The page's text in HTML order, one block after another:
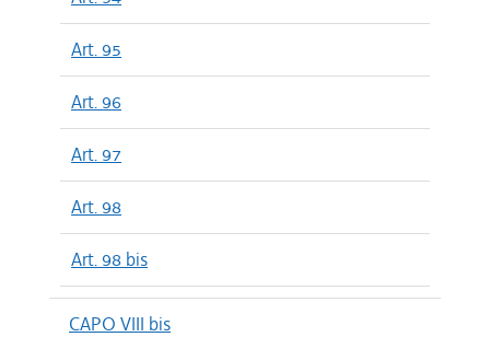
Art. 95
Art. 96
Art. 97
Art. 98
Art. 98 bis
CAPO VIII bis